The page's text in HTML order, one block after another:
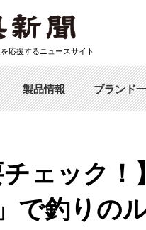
応援するニュースサイト
製品情報 ブランド
ェック！】
で釣りの